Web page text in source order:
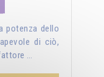
potenza dello
di ciò,
…